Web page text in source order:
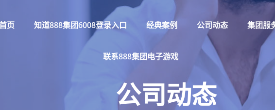
页 知道888集团6008登录入口 经典案例 公司动态 集团服
联系888集团电子游戏
公司动态